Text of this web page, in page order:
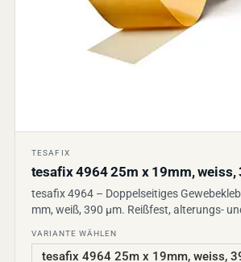
TESAFIX
tesafix 4964 25m x 19mm, weiss,
tesafix 4964 – Doppelseitiges
mm, weiß, 390 µm. Reißfest, alterungs-
VARIANTE WÄHLEN